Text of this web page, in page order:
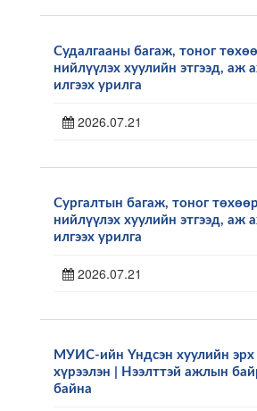
Судалгааны багаж, тоног
нийлүүлэх хуулийн этгээд, аж
илгээх урилга
2026.07.21
Сургалтын багаж, тоног
нийлүүлэх хуулийн этгээд, аж
илгээх урилга
2026.07.21
МУИС-ийн Үндсэн хуулийн эрх
хүрээлэн | Нээлттэй ажлын
байна